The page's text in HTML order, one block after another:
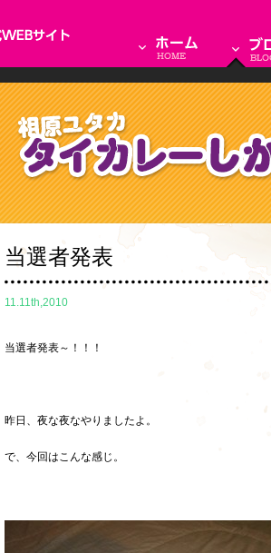
当選者発表
11.11th,2010
当選者発表～！！！
昨日、夜な夜なやりましたよ。
で、今回はこんな感じ。